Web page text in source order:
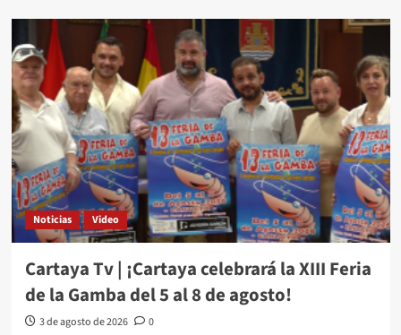
Noticias Video
Cartaya Tv | ¡Cartaya celebrará la XIII Feria
de la Gamba del 5 al 8 de agosto!
3 de agosto de 2026 0